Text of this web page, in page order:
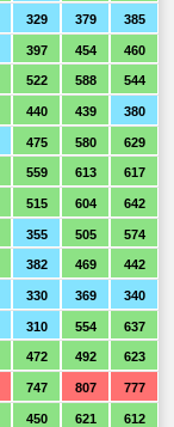
329 379 385
397 454 460
522 588 544
440 439 380
475 580 629
559 613 617
515 604 642
355 505 574
382 469 442
330 369 340
310 554 637
472 492 623
747 807 777
450 621 612